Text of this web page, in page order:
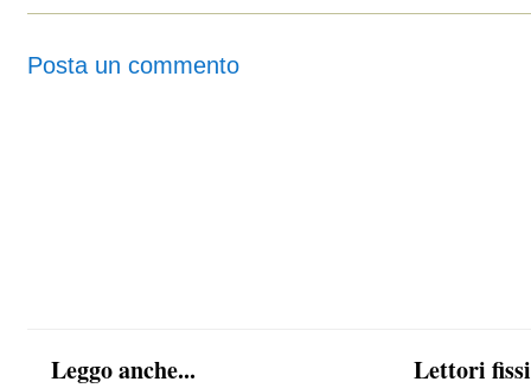
Posta un commento
Leggo anche... Lettori fissi